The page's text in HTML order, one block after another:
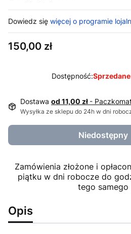
Dowiedz się więcej o programie
Cena
150,00 zł
Dostępność:
Dostawa od 11,00 zł -
Wysyłka ze sklepu do 24h w dni
Niedostępny
Zamówienia złożone i
piątku w dni robocze do
tego samego
Opis